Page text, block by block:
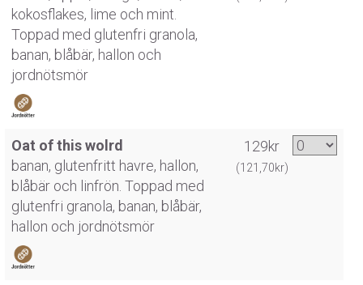
kokosflakes, lime och mint.
Toppad med glutenfri granola,
banan, blåbär, hallon och
jordnötsmör
Oat of this wolrd
banan, glutenfritt havre, hallon,
blåbär och linfrön. Toppad med
glutenfri granola, banan, blåbär,
hallon och jordnötsmör
129kr
(121,70kr)